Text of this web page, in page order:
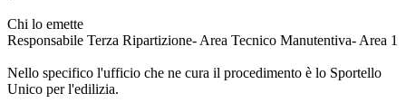
Chi lo emette
Responsabile Terza Ripartizione- Area Tecnico Manutentiva- Area 1
Nello specifico l'ufficio che ne cura il procedimento è lo Sportello
Unico per l'edilizia.